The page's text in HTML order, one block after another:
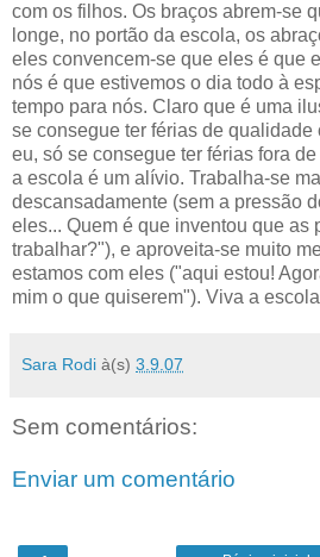
com os filhos. Os braços abrem-se
longe, no portão da escola, os
eles convencem-se que eles é que
nós é que estivemos o dia todo à
tempo para nós. Claro que é uma
se consegue ter férias de qualidade
eu, só se consegue ter férias fora
a escola é um alívio. Trabalha-se
descansadamente (sem a pressão
eles... Quem é que inventou que as
trabalhar?"), e aproveita-se muito
estamos com eles ("aqui estou!
mim o que quiserem"). Viva a
Sara Rodi à(s) 3.9.07
Sem comentários:
Enviar um comentário